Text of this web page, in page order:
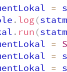
=
. log(
. run (
=
=
=